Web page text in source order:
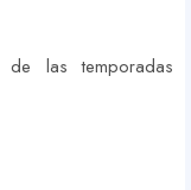
las temporadas